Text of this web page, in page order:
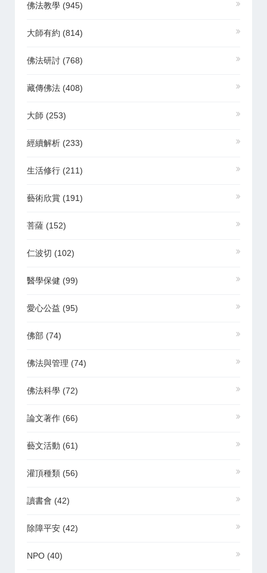
佛法教學 (945)
大師有約 (814)
佛法研討 (768)
藏傳佛法 (408)
大師 (253)
經續解析 (233)
生活修行 (211)
藝術欣賞 (191)
菩薩 (152)
仁波切 (102)
醫學保健 (99)
愛心公益 (95)
佛部 (74)
佛法與管理 (74)
佛法科學 (72)
論文著作 (66)
藝文活動 (61)
灌頂種類 (56)
讀書會 (42)
除障平安 (42)
NPO (40)